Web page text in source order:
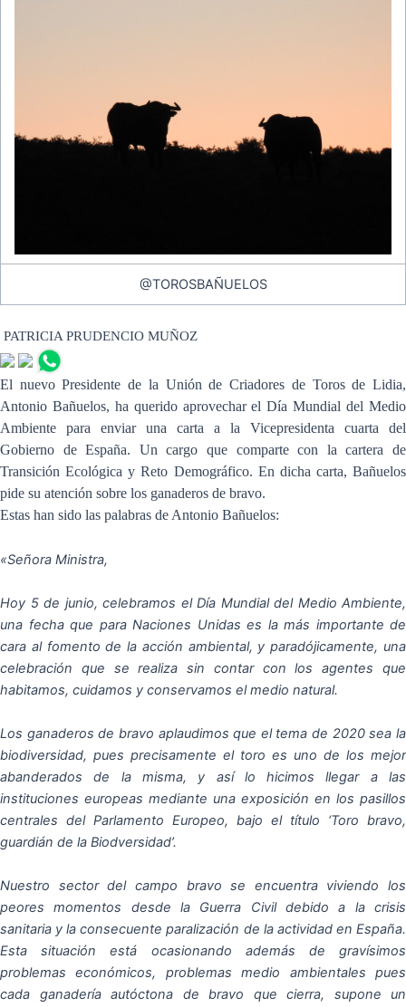
@TOROSBAÑUELOS
PATRICIA PRUDENCIO MUÑOZ
El nuevo Presidente de la Unión de Criadores de Toros de Lidia,
Antonio Bañuelos, ha querido aprovechar el Día Mundial del Medio
Ambiente para enviar una carta a la Vicepresidenta cuarta del
Gobierno de España. Un cargo que comparte con la cartera de
Transición Ecológica y Reto Demográfico. En dicha carta, Bañuelos
pide su atención sobre los ganaderos de bravo.
Estas han sido las palabras de Antonio Bañuelos:
«Señora Ministra,
Hoy 5 de junio, celebramos el Día Mundial del Medio Ambiente,
una fecha que para Naciones Unidas es la más importante de
cara al fomento de la acción ambiental, y paradójicamente, una
celebración que se realiza sin contar con los agentes que
habitamos, cuidamos y conservamos el medio natural.
Los ganaderos de bravo aplaudimos que el tema de 2020 sea la
biodiversidad, pues precisamente el toro es uno de los mejor
abanderados de la misma, y así lo hicimos llegar a las
instituciones europeas mediante una exposición en los pasillos
centrales del Parlamento Europeo, bajo el título ‘Toro bravo,
guardián de la Biodversidad’.
Nuestro sector del campo bravo se encuentra viviendo los
peores momentos desde la Guerra Civil debido a la crisis
sanitaria y la consecuente paralización de la actividad en España.
Esta situación está ocasionando además de gravísimos
problemas económicos, problemas medio ambientales pues
cada ganadería autóctona de bravo que cierra, supone un